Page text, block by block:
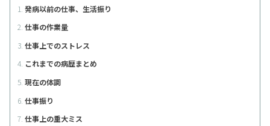
発病以前の仕事、生活振り
仕事の作業量
仕事上でのストレス
これまでの病歴まとめ
現在の体調
仕事振り
仕事上の重大ミス